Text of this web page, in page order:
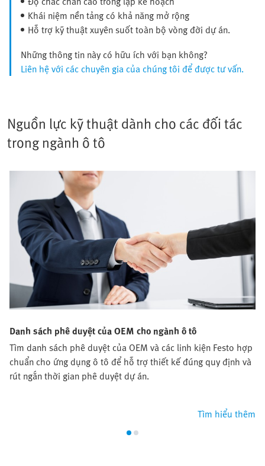
Khái niệm nền tảng có khả năng mở rộng
Hỗ trợ kỹ thuật xuyên suốt toàn bộ vòng đời dự án.
Những thông tin này có hữu ích với bạn không?
Liên hệ với các chuyên gia của chúng tôi để được tư vấn.
Nguồn lực kỹ thuật dành cho các đối tác
trong ngành ô tô
Danh sách phê duyệt của OEM cho ngành ô tô
Tìm danh sách phê duyệt của OEM và các linh kiện Festo hợp
chuẩn cho ứng dụng ô tô để hỗ trợ thiết kế đúng quy định và
rút ngắn thời gian phê duyệt dự án.
Tìm hiểu thêm